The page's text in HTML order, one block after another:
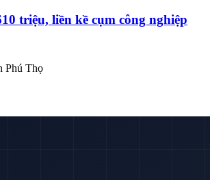
triệu, liền kề cụm công nghiệp
Phú Thọ